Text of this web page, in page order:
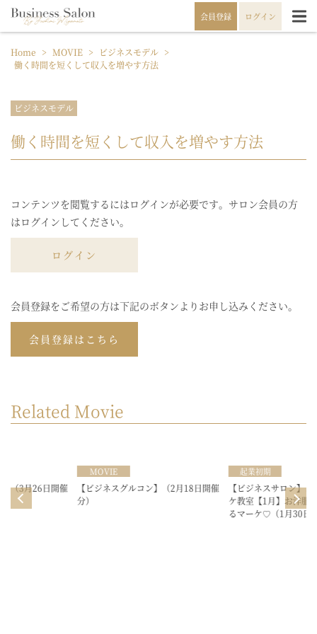
会員登録 ログイン
Home > MOVIE > ビジネスモデル >
働く時間を短くして収入を増やす方法
ビジネスモデル
働く時間を短くして収入を増やす方法
コンテンツを閲覧するにはログインが必要です。サロン会員の方
はログインしてください。
ログイン
会員登録をご希望の方は下記のボタンよりお申し込みください。
会員登録はこちら
Related Movie
日開催
【ビジネスグルコン】（2月18日開催
【ビジネスサロン】よしみのゆ
ケ教室【1月】お洋服さんみた
るマーケ♡（1月30日公開）